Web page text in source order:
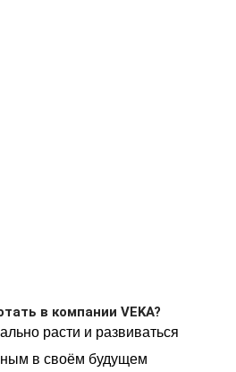
в компании VEKA?
расти и развиваться
в своём будущем